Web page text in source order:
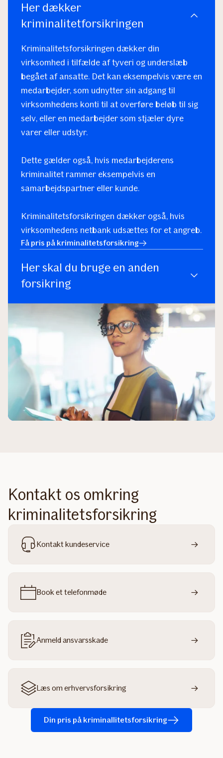
Her dækker
kriminalitetforsikringen
Kriminalitetsforsikringen dækker din
virksomhed i tilfælde af tyveri og underslæb
begået af ansatte. Det kan eksempelvis være en
medarbejder, som udnytter sin adgang til
virksomhedens konti til at overføre beløb til sig
selv, eller en medarbejder som stjæler dyre
varer eller udstyr.
Dette gælder også, hvis medarbejderens
kriminalitet rammer eksempelvis en
samarbejdspartner eller kunde.
Kriminalitetsforsikringen dækker også, hvis
virksomhedens netbank udsættes for et angreb.
Få pris på kriminalitetsforsikring
Her skal du bruge en anden
forsikring
Kontakt os omkring
kriminalitetsforsikring
Kontakt kundeservice
Book et telefonmøde
Anmeld ansvarsskade
Læs om erhvervsforsikring
Din pris på kriminallitetsforsikring